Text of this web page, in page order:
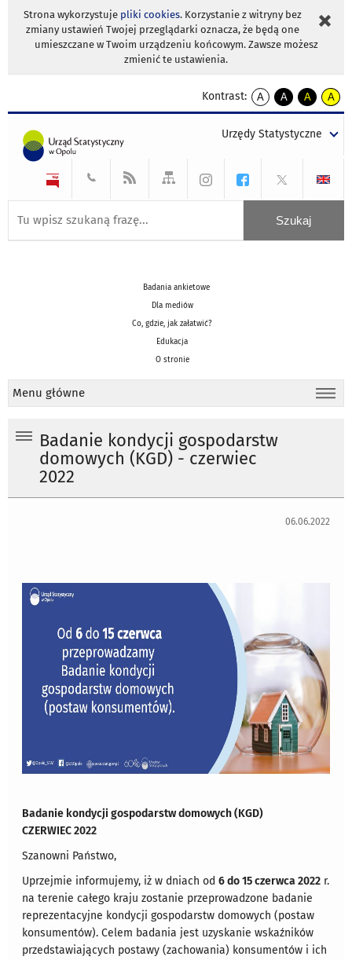
Strona wykorzystuje pliki cookies. Korzystanie z witryny bez
zmiany ustawień Twojej przeglądarki oznacza, że będą one
umieszczane w Twoim urządzeniu końcowym. Zawsze możesz
zmienić te ustawienia.
Kontrast:
A
kontrast
A
kontrast
tekst
czarnym
A
kontrast
tekst
czarnym
A
tekst
żółtym
Urzędy Statystyczne
Badania ankietowe
Dla mediów
Co, gdzie, jak załatwić?
Edukacja
O stronie
Menu główne
Badanie kondycji gospodarstw
domowych (KGD) - czerwiec
2022
06.06.2022
Badanie kondycji gospodarstw domowych (KGD)
CZERWIEC 2022
Szanowni Państwo,
Uprzejmie informujemy, iż w dniach od6 do 15 czerwca 2022 r.
na terenie całego kraju zostanie przeprowadzone badanie
reprezentacyjne kondycji gospodarstw domowych (postaw
konsumentów). Celem badania jest uzyskanie wskaźników
przedstawiających postawy (zachowania) konsumentów i ich